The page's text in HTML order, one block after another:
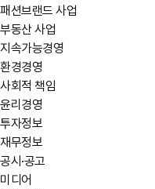
패션브랜드 사업
부동산 사업
지속가능경영
환경경영
사회적 책임
윤리경영
투자정보
재무정보
공시·공고
미디어